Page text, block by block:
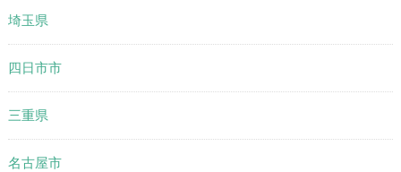
埼玉県
四日市市
三重県
名古屋市